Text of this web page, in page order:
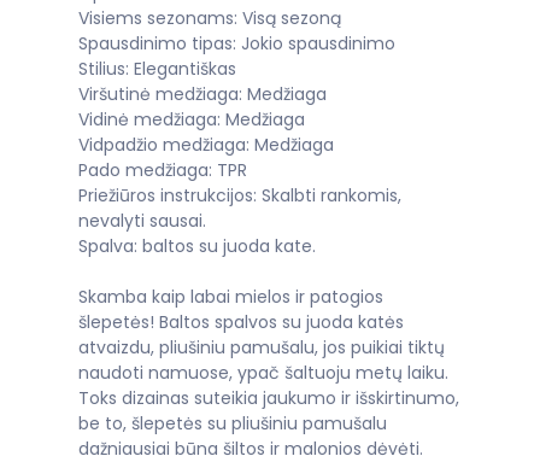
Visiems sezonams: Visą sezoną
Spausdinimo tipas: Jokio spausdinimo
Stilius: Elegantiškas
Viršutinė medžiaga: Medžiaga
Vidinė medžiaga: Medžiaga
Vidpadžio medžiaga: Medžiaga
Pado medžiaga: TPR
Priežiūros instrukcijos: Skalbti rankomis,
nevalyti sausai.
Spalva: baltos su juoda kate.
Skamba kaip labai mielos ir patogios
šlepetės! Baltos spalvos su juoda katės
atvaizdu, pliušiniu pamušalu, jos puikiai tiktų
naudoti namuose, ypač šaltuoju metų laiku.
Toks dizainas suteikia jaukumo ir išskirtinumo,
be to, šlepetės su pliušiniu pamušalu
dažniausiai būna šiltos ir malonios dėvėti.